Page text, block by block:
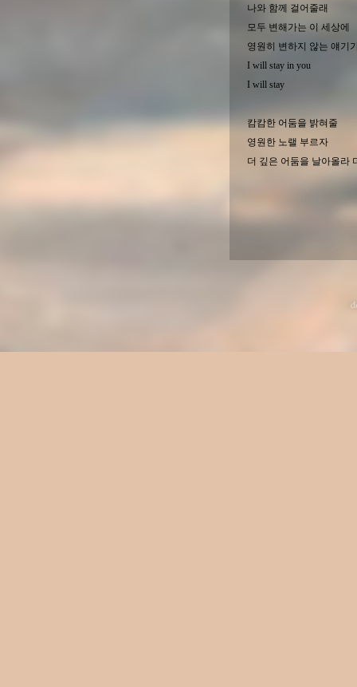
나와 함께 걸어줄래
모두 변해가는 이 세상에
영원히 변하지 않는 얘기
I will stay in you
I will stay
캄캄한 어둠을 밝혀줄
영원한 노랠 부르자
더 깊은 어둠을 날아올라